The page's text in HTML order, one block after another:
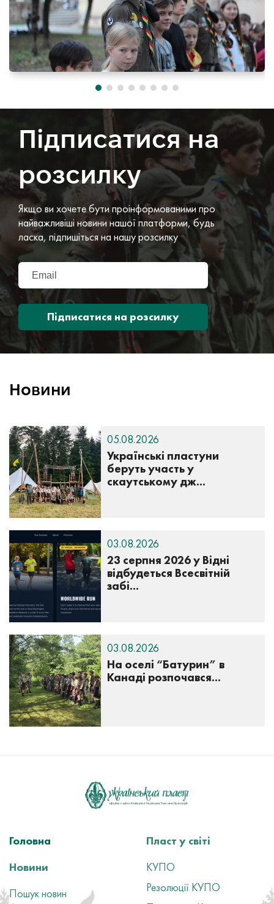
Підписатися на
розсилку
Якщо ви хочете бути проінформованими про
найважливіші новини нашої платформи, будь
ласка, підпишіться на нашу розсилку
Підписатися на розсилку
Новини
Українські пластуни
беруть участь у
скаутському дж...
05.08.2026
23 серпня 2026 у Відні
відбудеться Всесвітній
забі...
03.08.2026
На оселі “Батурин” в
Канаді розпочався...
03.08.2026
Головна
Новини
Пошук новин
Пласт у світі
КУПО
Резолюції КУПО